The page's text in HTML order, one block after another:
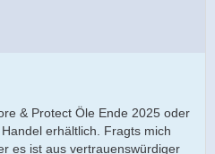
& Protect Öle Ende 2025 oder
erhältlich. Fragts mich
es ist aus vertrauenswürdiger